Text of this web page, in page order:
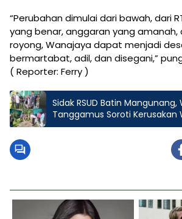
“Perubahan dimulai dari bawah, dari
yang benar, anggaran yang
royong, Wanajaya dapat menjadi
bermartabat, adil, dan disegani,”
( Reporter: Ferry )
Sidak RSUD Batin Mangunang,
Tanggamus Soroti Kerusakan
Saluran Pembuangan